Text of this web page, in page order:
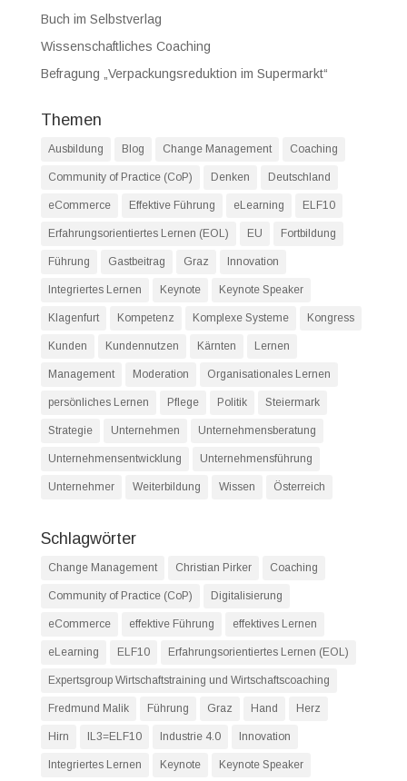
Buch im Selbstverlag
Wissenschaftliches Coaching
Befragung „Verpackungsreduktion im Supermarkt“
Themen
Ausbildung Blog Change Management Coaching
Community of Practice (CoP) Denken Deutschland
eCommerce Effektive Führung eLearning ELF10
Erfahrungsorientiertes Lernen (EOL) EU Fortbildung
Führung Gastbeitrag Graz Innovation
Integriertes Lernen Keynote Keynote Speaker
Klagenfurt Kompetenz Komplexe Systeme Kongress
Kunden Kundennutzen Kärnten Lernen
Management Moderation Organisationales Lernen
persönliches Lernen Pflege Politik Steiermark
Strategie Unternehmen Unternehmensberatung
Unternehmensentwicklung Unternehmensführung
Unternehmer Weiterbildung Wissen Österreich
Schlagwörter
Change Management Christian Pirker Coaching
Community of Practice (CoP) Digitalisierung
eCommerce effektive Führung effektives Lernen
eLearning ELF10 Erfahrungsorientiertes Lernen (EOL)
Expertsgroup Wirtschaftstraining und Wirtschaftscoaching
Fredmund Malik Führung Graz Hand Herz
Hirn IL3=ELF10 Industrie 4.0 Innovation
Integriertes Lernen Keynote Keynote Speaker